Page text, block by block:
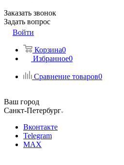
Заказать звонок
Задать вопрос
Войти
Корзина0
Избранное0
Сравнение товаров0
Ваш город
Санкт-Петербург
Вконтакте
Telegram
MAX